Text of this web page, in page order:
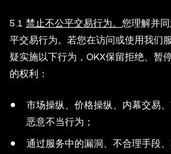
5.1 禁止不公平交易行为。 您理解并
平交易行为。若您在访问或使用我们
疑实施以下行为，OKX保留拒绝、暂
的权利：
市场操纵、价格操纵、内幕交易
恶意不当行为；
通过服务中的漏洞、不合理手段